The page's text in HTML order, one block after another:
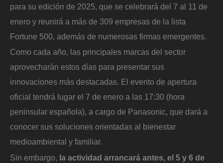
para su edición de 2025, que se celebrará del 7 al 11 de
enero y reunirá a más de 309 empresas de la lista
Fortune 500, además de numerosas firmas emergentes.
Como cada año, las principales marcas del sector
aprovecharán estos días para presentar sus
innovaciones más destacadas. El evento de apertura
oficial tendrá lugar el 7 de enero a las 17:30 (hora
peninsular española), a cargo de Panasonic, que dará a
conocer sus soluciones orientadas al bienestar
medioambiental y familiar.
Sin embargo, la actividad arrancará antes, el 5 y 6 de